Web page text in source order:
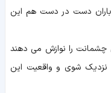
دست در دست هم این
چشمانت را نوازش می دهند
شوی و واقعیت این